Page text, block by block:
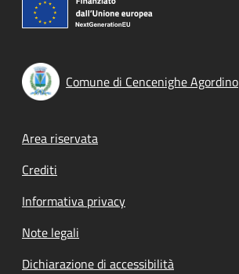
Comune di Cencenighe Agordino
Footer menu
Area riservata
Crediti
Informativa privacy
Note legali
Dichiarazione di accessibilità